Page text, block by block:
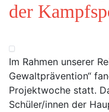
der
Im Rahmen unserer
Gewaltprävention“
Projektwoche statt.
Schüler/innen der